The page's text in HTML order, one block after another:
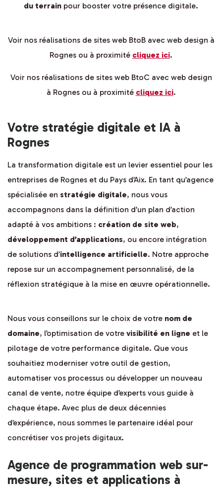
du terrain pour booster votre présence digitale.
Voir nos réalisations de sites web BtoB avec web design à
Rognes ou à proximité cliquez ici.
Voir nos réalisations de sites web BtoC avec web design
à Rognes ou à proximité cliquez ici.
Votre stratégie digitale et IA à
Rognes
La transformation digitale est un levier essentiel pour les
entreprises de Rognes et du Pays d’Aix. En tant qu’agence
spécialisée en stratégie digitale, nous vous
accompagnons dans la définition d’un plan d’action
adapté à vos ambitions : création de site web,
développement d’applications, ou encore intégration
de solutions d’intelligence artificielle. Notre approche
repose sur un accompagnement personnalisé, de la
réflexion stratégique à la mise en œuvre opérationnelle.
Nous vous conseillons sur le choix de votre nom de
domaine, l’optimisation de votre visibilité en ligne et le
pilotage de votre performance digitale. Que vous
souhaitiez moderniser votre outil de gestion,
automatiser vos processus ou développer un nouveau
canal de vente, notre équipe d’experts vous guide à
chaque étape. Avec plus de deux décennies
d’expérience, nous sommes le partenaire idéal pour
concrétiser vos projets digitaux.
Agence de programmation web sur-
mesure, sites et applications à